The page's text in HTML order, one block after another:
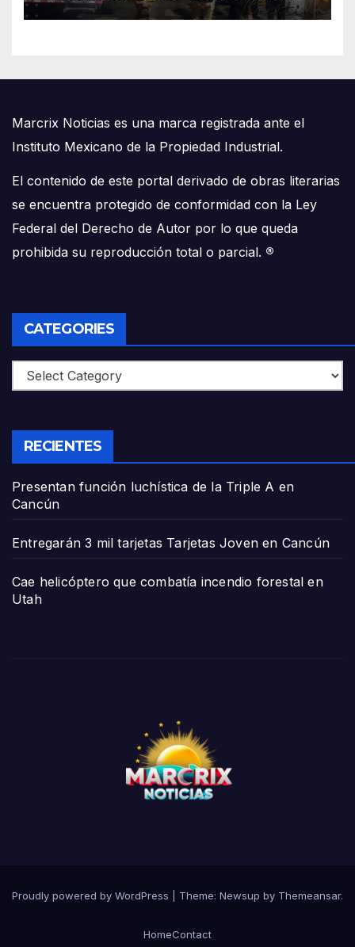
Marcrix Noticias es una marca registrada ante el
Instituto Mexicano de la Propiedad Industrial.
El contenido de este portal derivado de obras literarias
se encuentra protegido de conformidad con la Ley
Federal del Derecho de Autor por lo que queda
prohibida su reproducción total o parcial. ®
CATEGORIES
Categories
RECIENTES
Presentan función luchística de la Triple A en
Cancún
Entregarán 3 mil tarjetas Tarjetas Joven en Cancún
Cae helicóptero que combatía incendio forestal en
Utah
Proudly powered by WordPress Theme: Newsup by Themeansar.
HomeContact